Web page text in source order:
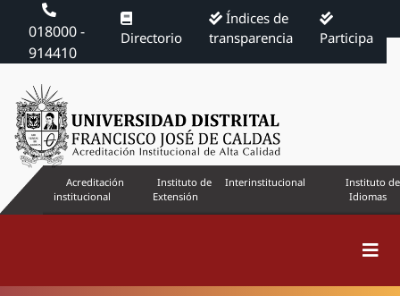
018000 -
914410
Directorio
Índices de
transparencia
Participa
Acreditación
institucional
Instituto de
Extensión
Interinstitucional
Instituto de
Idiomas